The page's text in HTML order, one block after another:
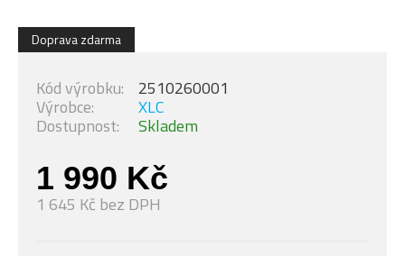
Doprava zdarma
1 990 Kč
1 645 Kč bez DPH
Dostupnost: Skladem
Výrobce: XLC
Kód výrobku: 2510260001